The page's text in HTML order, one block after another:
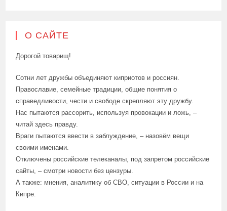
О САЙТЕ
Дорогой товарищ!
Сотни лет дружбы объединяют киприотов и россиян.
Православие, семейные традиции, общие понятия о
справедливости, чести и свободе скрепляют эту дружбу.
Нас пытаются рассорить, используя провокации и ложь, –
читай здесь правду.
Враги пытаются ввести в заблуждение, – назовём вещи
своими именами.
Отключены российские телеканалы, под запретом российские
сайты, – смотри новости без цензуры.
А также: мнения, аналитику об СВО, ситуации в России и на
Кипре.